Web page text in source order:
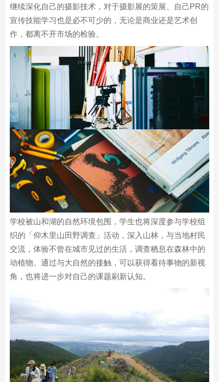
继续深化自己的摄影技术，对于摄影展的策展、自己PR的
宣传技能学习也是必不可少的，无论是商业还是艺术创
作，都离不开市场的检验。
学校被山和湖的自然环境包围，学生也将深度参与学校组
织的「仰木里山田野调查」活动，深入山林，与当地村民
交流，体验不曾在城市见过的生活，调查栖息在森林中的
动植物。通过与大自然的接触，可以获得看待事物的新视
角，也将进一步对自己的课题刷新认知。